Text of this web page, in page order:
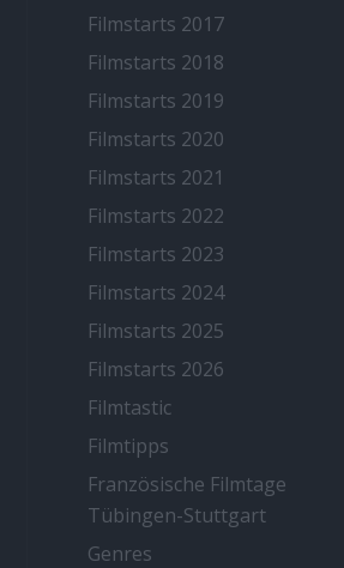
Filmstarts 2017
Filmstarts 2018
Filmstarts 2019
Filmstarts 2020
Filmstarts 2021
Filmstarts 2022
Filmstarts 2023
Filmstarts 2024
Filmstarts 2025
Filmstarts 2026
Filmtastic
Filmtipps
Französische Filmtage
Tübingen-Stuttgart
Genres